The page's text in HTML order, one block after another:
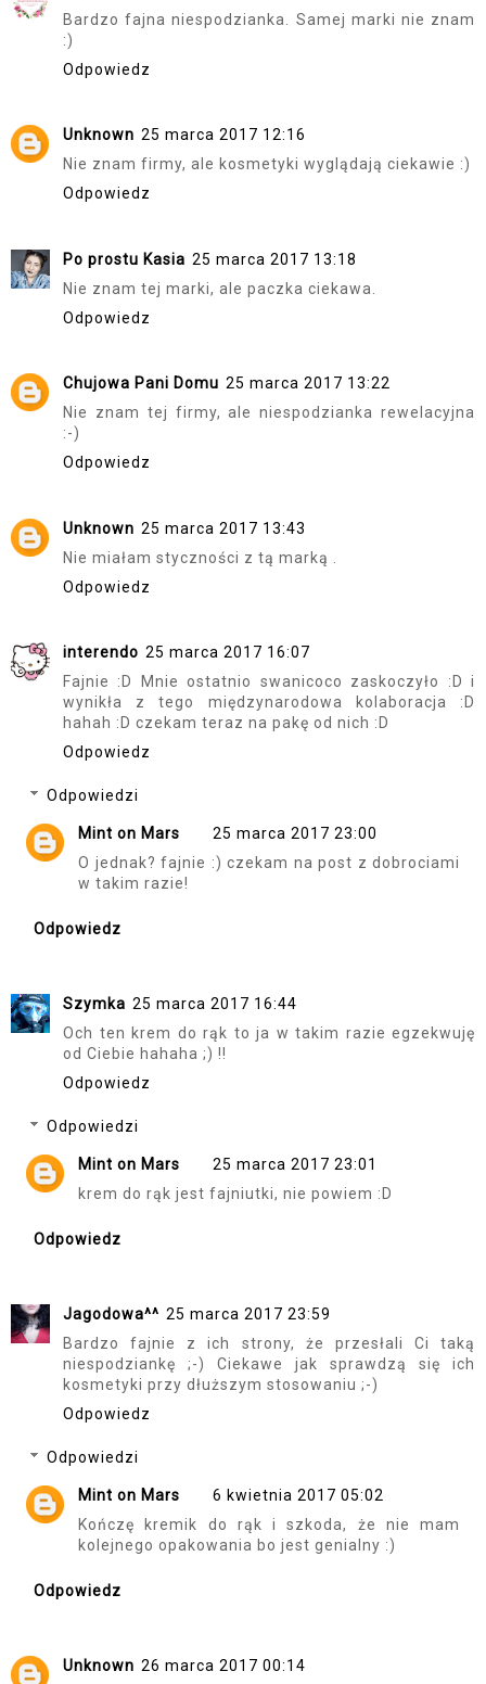
Bardzo fajna niespodzianka. Samej marki nie znam
:)
Odpowiedz
Unknown 25 marca 2017 12:16
Nie znam firmy, ale kosmetyki wyglądają ciekawie :)
Odpowiedz
Po prostu Kasia 25 marca 2017 13:18
Nie znam tej marki, ale paczka ciekawa.
Odpowiedz
Chujowa Pani Domu 25 marca 2017 13:22
Nie znam tej firmy, ale niespodzianka rewelacyjna
:-)
Odpowiedz
Unknown 25 marca 2017 13:43
Nie miałam styczności z tą marką .
Odpowiedz
interendo 25 marca 2017 16:07
Fajnie :D Mnie ostatnio swanicoco zaskoczyło :D i
wynikła z tego międzynarodowa kolaboracja :D
hahah :D czekam teraz na pakę od nich :D
Odpowiedz
Odpowiedzi
Mint on Mars
25 marca 2017 23:00
O jednak? fajnie :) czekam na post z dobrociami
w takim razie!
Odpowiedz
Szymka 25 marca 2017 16:44
Och ten krem do rąk to ja w takim razie egzekwuję
od Ciebie hahaha ;) !!
Odpowiedz
Odpowiedzi
Mint on Mars
25 marca 2017 23:01
krem do rąk jest fajniutki, nie powiem :D
Odpowiedz
Jagodowa^^ 25 marca 2017 23:59
Bardzo fajnie z ich strony, że przesłali Ci taką
niespodziankę ;-) Ciekawe jak sprawdzą się ich
kosmetyki przy dłuższym stosowaniu ;-)
Odpowiedz
Odpowiedzi
Mint on Mars
6 kwietnia 2017 05:02
Kończę kremik do rąk i szkoda, że nie mam
kolejnego opakowania bo jest genialny :)
Odpowiedz
Unknown 26 marca 2017 00:14